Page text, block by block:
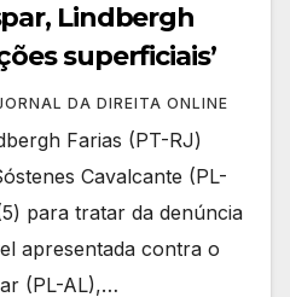
Lindbergh
superficiais’
DA DIREITA ONLINE
Farias (PT-RJ)
Cavalcante (PL-
para tratar da denúncia
apresentada contra o
(PL-AL),…